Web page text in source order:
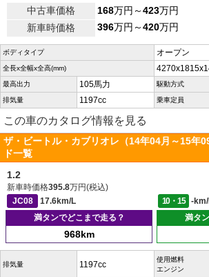
中古車価格
168万円～423万円
新車時価格
396万円～420万円
ボディタイプ オープン
全長x全幅x全高(mm)
最高出力 105馬力 駆動方式
排気量 1197cc 乗車定員
この車のカタログ情報を見る
ザ・ビートル・カブリオレ（14年04月～15年
ド一覧
1.2
新車時価格395.8万円(税込)
JC08
17.6km/L 10・15
-
満タンでどこまで走る？
968km
満タ
排気量 1197cc
使用燃料
エンジン